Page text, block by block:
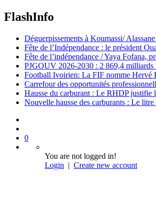
FlashInfo
Déguerpissements à Koumassi/
Fête de l’Indépendance : le président
Fête de l’indépendance / Yaya Fofana,
PJGOUV 2026-2030 : 2 869,4 milliards
Football Ivoirien: La FIF nomme Hervé
Carrefour des opportunités
Hausse du carburant : Le RHDP justifie
Nouvelle hausse des carburants : Le
0
You are not logged in!
Login | Create new account